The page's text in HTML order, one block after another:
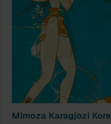
Mimoza Karagjozi Kore